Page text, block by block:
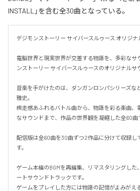
INSTALL」を含む全30曲となっている。
デジモンストーリー サイバースルゥース オリジ
電脳世界と現実世界が交差する物語を、多彩なサ
ンストーリー サイバースルゥースのオリジナルサ
音楽を手がけたのは、ダンガンロンパシリーズな
雅史。
疾走感あふれるバトル曲から、物語を彩る楽曲、
なサウンドまで、作品の世界観を凝縮した全60曲
配信版は全60曲を30曲ずつ2作品に分けて収録し
す。
ゲーム本編のBGMを再編集、リマスタリングした
ートサウンドトラックです。
ゲームをプレイした方には物語の記憶がよみがえ